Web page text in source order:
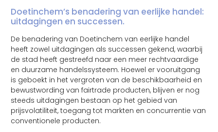
Doetinchem’s benadering van eerlijke handel:
uitdagingen en successen.
De benadering van Doetinchem van eerlijke handel
heeft zowel uitdagingen als successen gekend, waarbij
de stad heeft gestreefd naar een meer rechtvaardige
en duurzame handelssysteem. Hoewel er vooruitgang
is geboekt in het vergroten van de beschikbaarheid en
bewustwording van fairtrade producten, blijven er nog
steeds uitdagingen bestaan op het gebied van
prijsvolatiliteit, toegang tot markten en concurrentie van
conventionele producten.